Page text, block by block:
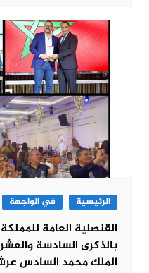
الرئيسية في الواجهة
القنصلية العامة
بالذكرى السادسة
الملك محمد السادس